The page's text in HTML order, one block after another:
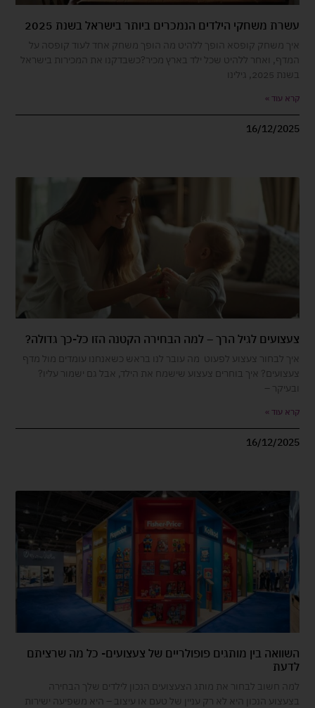
עשרת משחקי הילדים הנמכרים ביותר בישראל בשנת 2025
איך משחק קופסא הופך ללהיט מה הופך משחק אחד לעוד קופסה על
המדף, ואחר ללהיט שכל ילד בארץ מכיר?כשבדקנו את המכירות בישראל
בשנת 2025, גילינו
קרא עוד »
16/12/2025
צעצועים לגיל הרך – למה הבחירה הקטנה הזו כל-כך גדולה?
איך לבחור צעצוע לפעוט מה עובר לנו בראש כשאנחנו עומדים מול מדף
צעצועים? איך בוחרים צעצוע שישמח את הילד, אבל גם ישמור עליו?
ובעיקר –
קרא עוד »
16/12/2025
השוואה בין מותגים פופולריים של צעצועים- כל מה שרציתם
לדעת
למה חשוב לבחור את מותג הצעצועים הנכון לילדים שלך הבחירה
בצעצוע הנכון היא לא רק עניין של טעם או עיצוב – היא משפיעה ישירות